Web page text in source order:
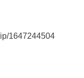
1647244504